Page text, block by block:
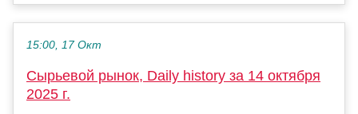
15:00, 17 Окт
Сырьевой рынок, Daily history за 14 октября
2025 г.